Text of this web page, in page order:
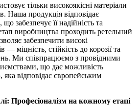
тільки високоякісні матеріали
Наша продукція відповідає
забезпечує її надійність та
виробництва проходить ретельний
забезпечити високі
— міцність, стійкість до корозії та
Ми співпрацюємо з провідними
що дає можливість
відповідає європейським
Професіоналізм на кожному етапі